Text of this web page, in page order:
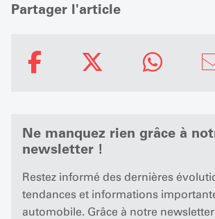
Partager l'article
Ne manquez rien grâce à
newsletter !
Restez informé des dernières
tendances et informations
automobile. Grâce à notre